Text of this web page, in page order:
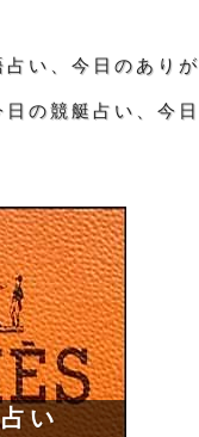
い、今日のありが
の競艇占い、今日
い